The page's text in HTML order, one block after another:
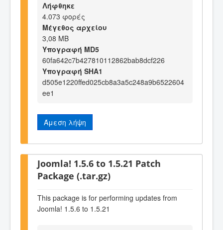
Λήφθηκε
4.073 φορές
Μέγεθος αρχείου
3,08 MB
Υπογραφή MD5
60fa642c7b427810112862bab8dcf226
Υπογραφή SHA1
d505e1220ffed025cb8a3a5c248a9b6522604
ee1
Άμεση λήψη
Joomla! 1.5.6 to 1.5.21 Patch
Package (.tar.gz)
This package is for performing updates from
Joomla! 1.5.6 to 1.5.21